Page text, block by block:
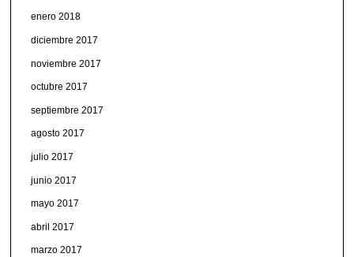
enero 2018
diciembre 2017
noviembre 2017
octubre 2017
septiembre 2017
agosto 2017
julio 2017
junio 2017
mayo 2017
abril 2017
marzo 2017